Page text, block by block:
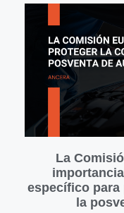
La
específico para
la